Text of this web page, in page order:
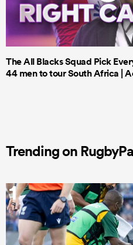
The All Blacks Squad Pick
44 men to tour South Africa |
Trending on
1